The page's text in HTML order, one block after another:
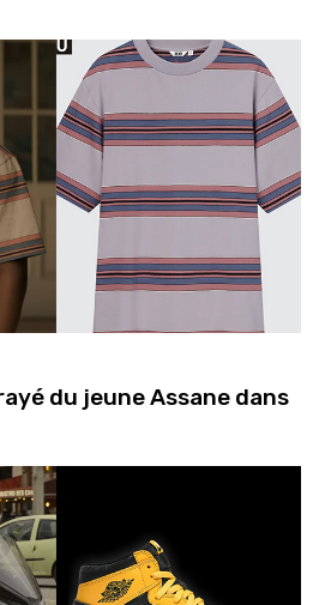
du jeune Assane dans